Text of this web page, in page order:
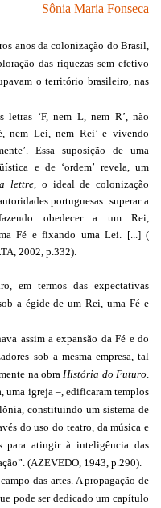
Sônia Maria Fonseca
anos da colonização do Brasil,
das riquezas sem efetivo
o território brasileiro, nas
letras ‘F, nem L, nem R’, não
nem Lei, nem Rei’ e vivendo
Essa suposição de uma
e de ‘ordem’ revela, um
lettre , o ideal de colonização
portuguesas: superar a
fazendo obedecer a um Rei,
Fé e fixando uma Lei. [...] (
2002, p.332).
em termos das expectativas
a égide de um Rei, uma Fé e
assim a expansão da Fé e do
sob a mesma empresa, tal
na obra História do Futuro
uma igreja –, edificaram templos
constituindo um sistema de
do uso do teatro, da música e
para atingir à inteligência das
(AZEVEDO, 1943, p.290).
das artes. A propagação de
pode ser dedicado um capítulo